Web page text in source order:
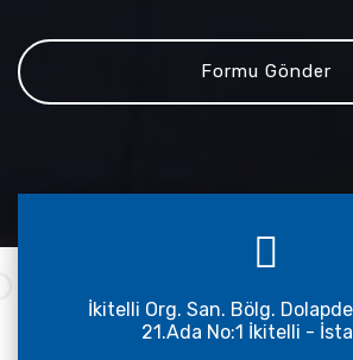
İkitelli Org. San. Bölg.
21.Ada No:1 İkitelli -